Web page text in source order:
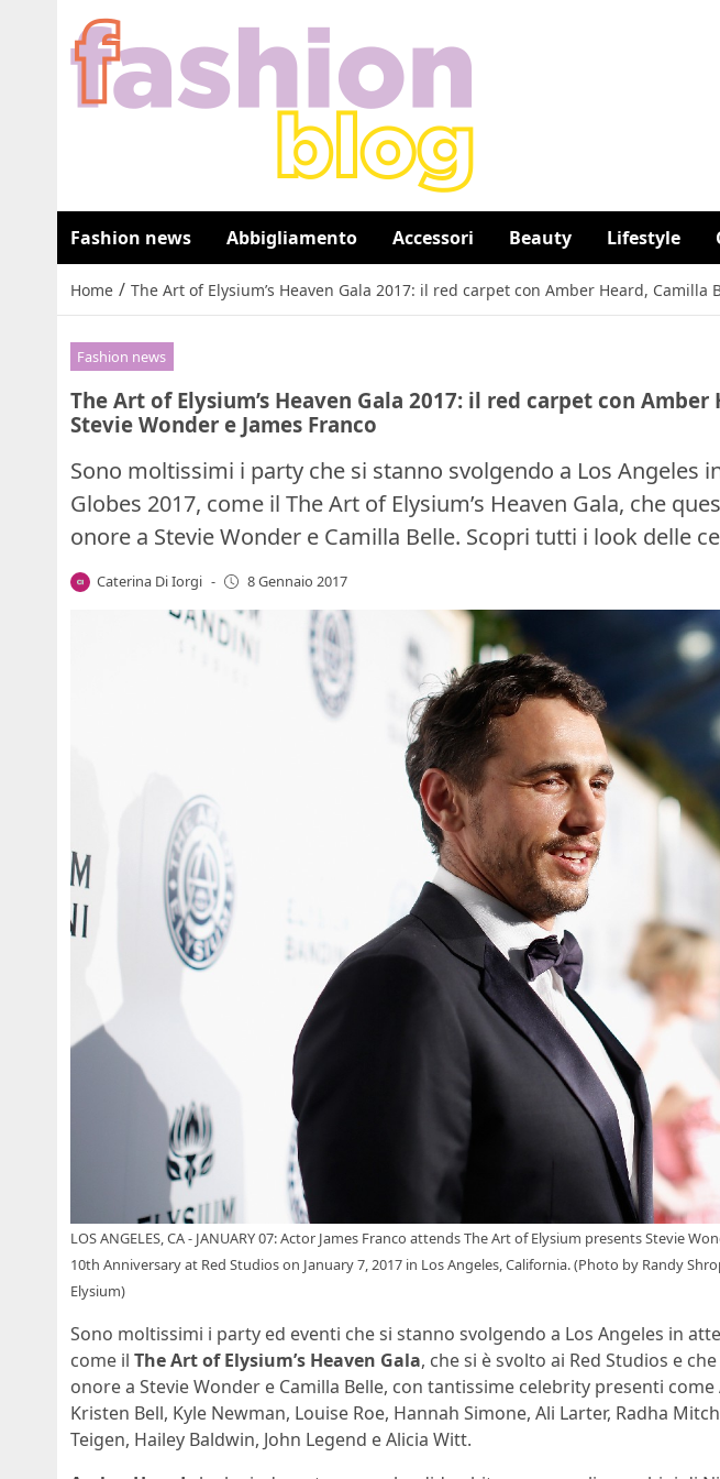
Fashion news Abbigliamento Accessori Beauty Lifestyle
Home / The Art of Elysium’s Heaven Gala 2017: il red carpet con Amber Heard, Camilla
Fashion news
The Art of Elysium’s Heaven Gala 2017: il red carpet con
Stevie Wonder e James Franco
Sono moltissimi i party che si stanno svolgendo a Los Angeles
Globes 2017, come il The Art of Elysium’s Heaven Gala, che
onore a Stevie Wonder e Camilla Belle. Scopri tutti i look delle
Caterina Di Iorgi - 8 Gennaio 2017
LOS ANGELES, CA - JANUARY 07: Actor James Franco attends The Art of Elysium presents Stevie
10th Anniversary at Red Studios on January 7, 2017 in Los Angeles, California. (Photo by Randy
Elysium)
Sono moltissimi i party ed eventi che si stanno svolgendo a Los Angeles in
come il The Art of Elysium’s Heaven Gala, che si è svolto ai Red Studios e
onore a Stevie Wonder e Camilla Belle, con tantissime celebrity presenti come
Kristen Bell, Kyle Newman, Louise Roe, Hannah Simone, Ali Larter, Radha
Teigen, Hailey Baldwin, John Legend e Alicia Witt.